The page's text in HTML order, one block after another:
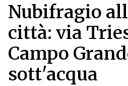
Nubifragio
città: via
Campo
sott'acqua